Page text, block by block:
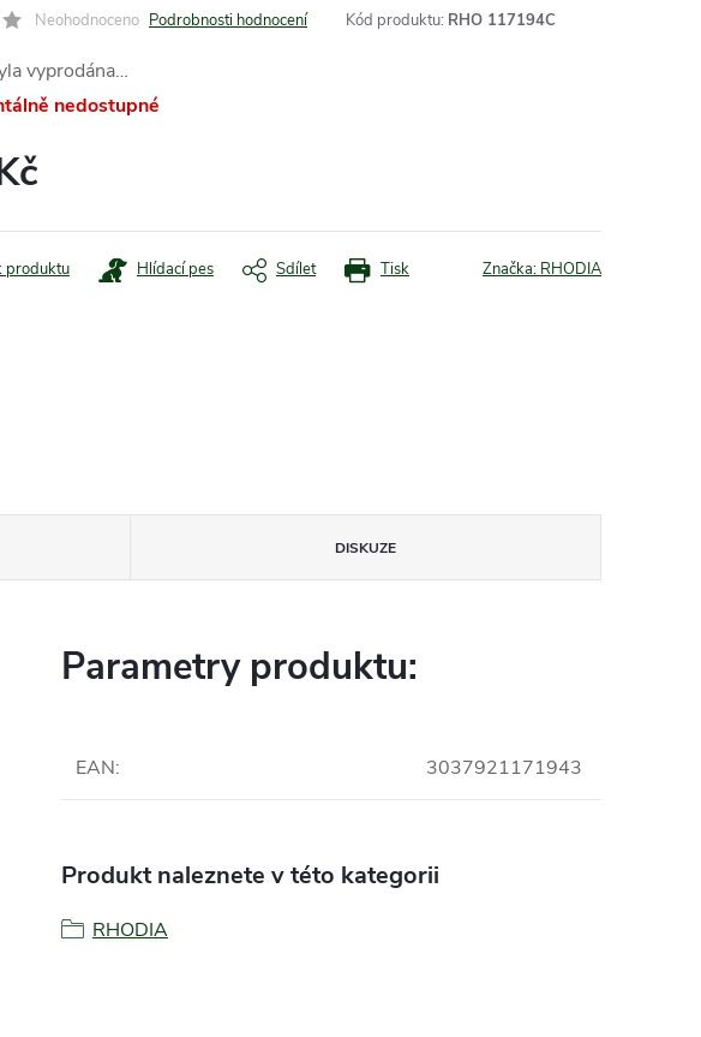
Neohodnoceno Podrobnosti hodnocení Kód produktu: RHO 117194C
vyprodána…
nedostupné
Tisk
produktu Hlídací pes Sdílet Značka: RHODIA
DISKUZE
Parametry produktu:
EAN: 3037921171943
Produkt naleznete v této kategorii
RHODIA